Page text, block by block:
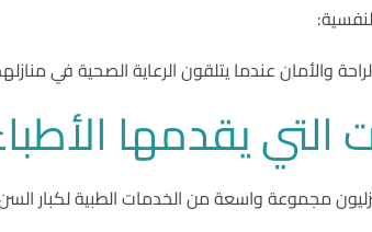
والأمان عندما يتلقون الرعاية الصحية في
التي يقدمها
مجموعة واسعة من الخدمات الطبية لكبار